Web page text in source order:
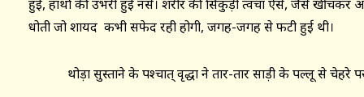
हुई, हाथों की उभरी हुई नसें। शरीर की सिकुड़ी त्वचा ऐसे, जैसे खींचकर
धोती जो शायद कभी सफेद रही होगी, जगह-जगह से फटी हुई थी।
थोड़ा सुस्ताने के पश्चात् वृद्धा ने तार-तार साड़ी के पल्लू से चेहरे